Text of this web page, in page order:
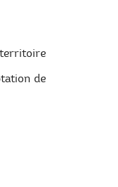
territoire
de